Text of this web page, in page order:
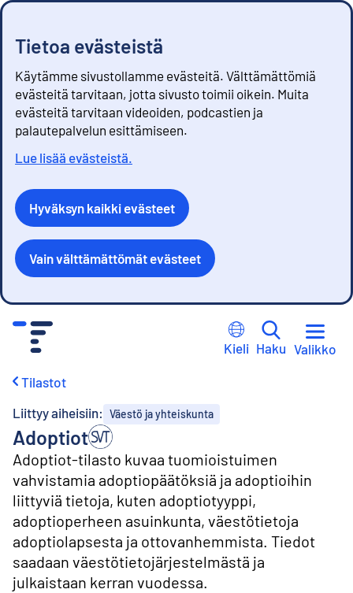
Tietoa evästeistä
Käytämme sivustollamme evästeitä. Välttämättömiä
evästeitä tarvitaan, jotta sivusto toimii oikein. Muita
evästeitä tarvitaan videoiden, podcastien ja
palautepalvelun esittämiseen.
Lue lisää evästeistä.
Hyväksyn kaikki evästeet
Vain välttämättömät evästeet
Kieli Haku Valikko
Tilastot
Liittyy aiheisiin: Väestö ja yhteiskunta
Adoptiot
Adoptiot-tilasto kuvaa tuomioistuimen
vahvistamia adoptiopäätöksiä ja adoptioihin
liittyviä tietoja, kuten adoptiotyyppi,
adoptioperheen asuinkunta, väestötietoja
adoptiolapsesta ja ottovanhemmista. Tiedot
saadaan väestötietojärjestelmästä ja
julkaistaan kerran vuodessa.